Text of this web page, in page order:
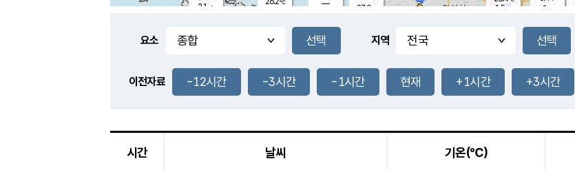
풍도
0.8m/s
℃
-mm
28.0
℃
27.0
-
28.3℃
1.8m/s
-mm
-mm
-
2.1 m/s 1.5 m/s
요소 지역
이전자료 -12시간 -3시간 -1시간 현재 +1시간 +3시간
시간 날씨 기온(℃)